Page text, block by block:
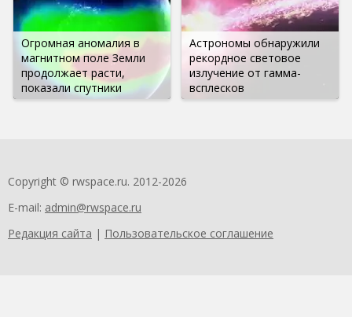
Огромная аномалия в
магнитном поле Земли
продолжает расти,
показали спутники
Астрономы обнаружили
рекордное световое
излучение от гамма-
всплесков
Copyright © rwspace.ru. 2012-2026
E-mail: admin@rwspace.ru
Редакция сайта | Пользовательское соглашение